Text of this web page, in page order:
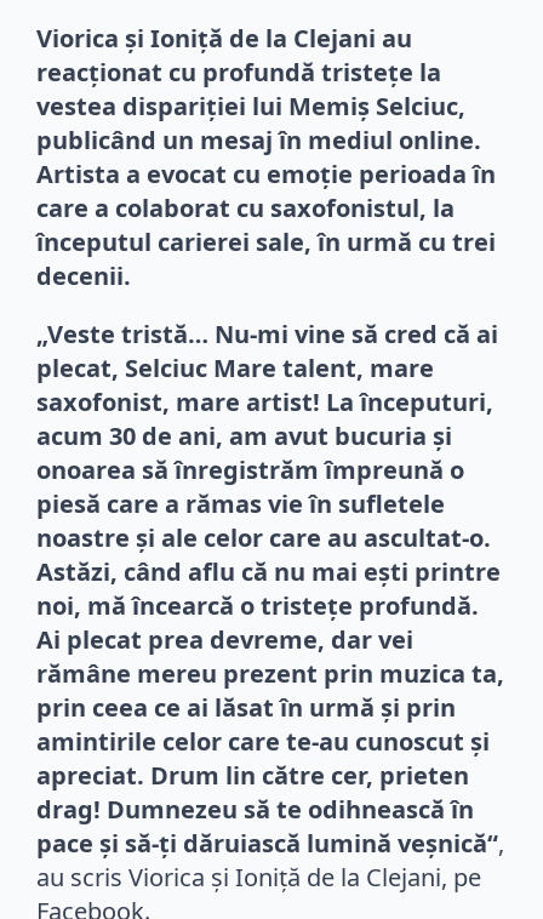
Viorica și Ioniță de la Clejani au
reacționat cu profundă tristețe la
vestea dispariției lui Memiș Selciuc,
publicând un mesaj în mediul online.
Artista a evocat cu emoție perioada în
care a colaborat cu saxofonistul, la
începutul carierei sale, în urmă cu trei
decenii.
„Veste tristă… Nu-mi vine să cred că ai
plecat, Selciuc Mare talent, mare
saxofonist, mare artist! La începuturi,
acum 30 de ani, am avut bucuria și
onoarea să înregistrăm împreună o
piesă care a rămas vie în sufletele
noastre și ale celor care au ascultat-o.
Astăzi, când aflu că nu mai ești printre
noi, mă încearcă o tristețe profundă.
Ai plecat prea devreme, dar vei
rămâne mereu prezent prin muzica ta,
prin ceea ce ai lăsat în urmă și prin
amintirile celor care te-au cunoscut și
apreciat. Drum lin către cer, prieten
drag! Dumnezeu să te odihnească în
pace și să-ți dăruiască lumină veșnică“,
au scris Viorica și Ioniță de la Clejani, pe
Facebook.